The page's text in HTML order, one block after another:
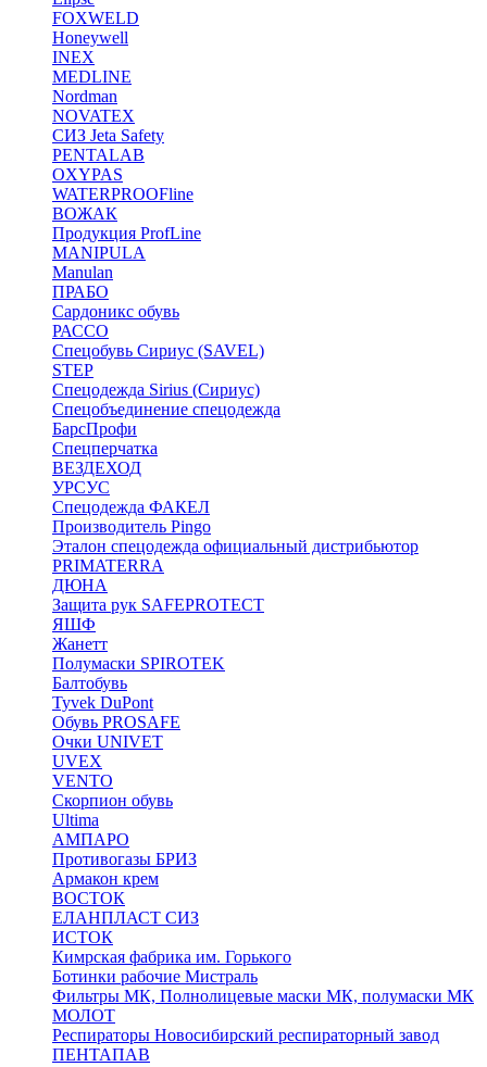
FOXWELD
Honeywell
INEX
MEDLINE
Nordman
NOVATEX
СИЗ Jeta Safety
PENTALAB
OXYPAS
WATERPROOFline
ВОЖАК
Продукция ProfLine
MANIPULA
Manulan
ПРАБО
Сардоникс обувь
РАССО
Спецобувь Сириус (SAVEL)
STEP
Спецодежда Sirius (Сириус)
Спецобъединение спецодежда
БарсПрофи
Спецперчатка
ВЕЗДЕХОД
УРСУС
Спецодежда ФАКЕЛ
Производитель Pingo
Эталон спецодежда официальный дистрибьютор
PRIMATERRA
ДЮНА
Защита рук SAFEPROTECT
ЯШФ
Жанетт
Полумаски SPIROTEK
Балтобувь
Tyvek DuPont
Обувь PROSAFE
Очки UNIVET
UVEX
VENTO
Скорпион обувь
Ultima
АМПАРО
Противогазы БРИЗ
Армакон крем
ВОСТОК
ЕЛАНПЛАСТ СИЗ
ИСТОК
Кимрская фабрика им. Горького
Ботинки рабочие Мистраль
Фильтры МК, Полнолицевые маски МК, полумаски МК
МОЛОТ
Респираторы Новосибирский респираторный завод
ПЕНТАПАВ